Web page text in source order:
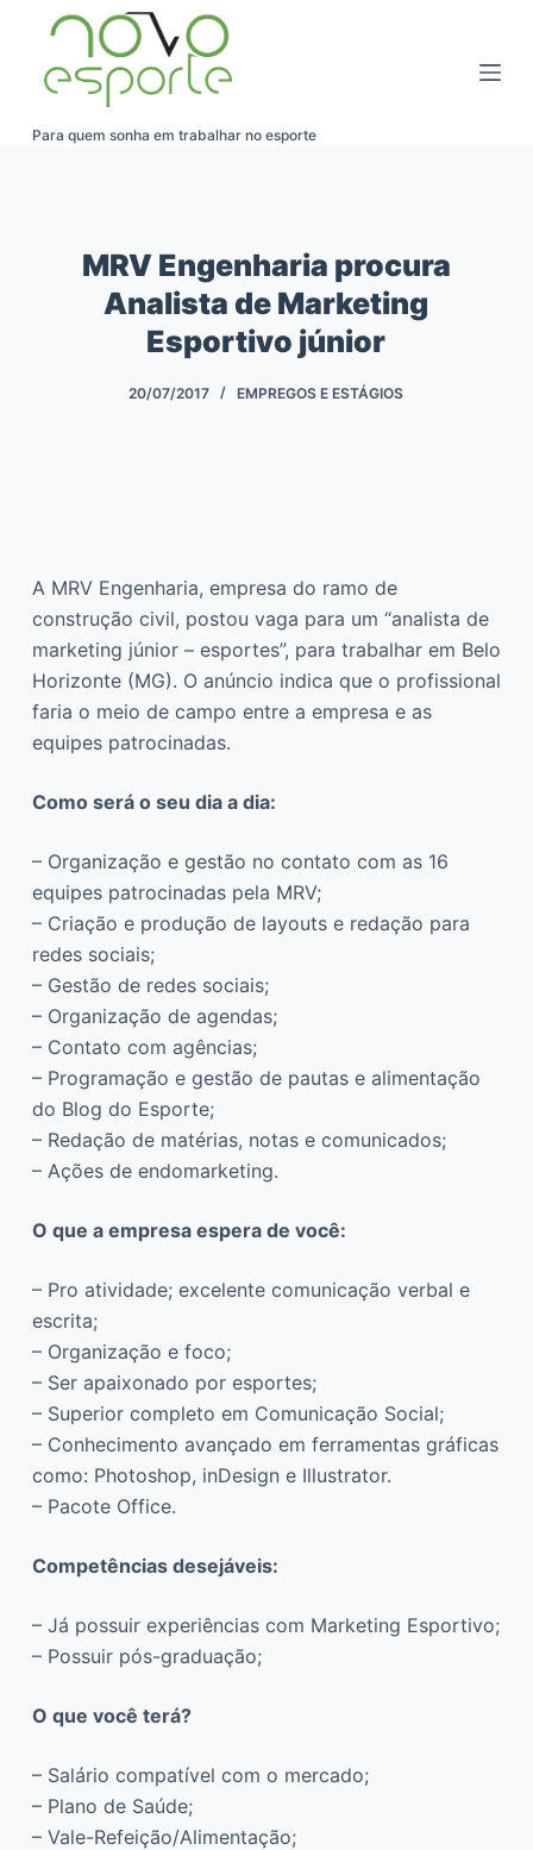
Para quem sonha em trabalhar no esporte
MRV Engenharia procura
Analista de Marketing
Esportivo júnior
20/07/2017 EMPREGOS E ESTÁGIOS
A MRV Engenharia, empresa do ramo de
construção civil, postou vaga para um “analista de
marketing júnior – esportes”, para trabalhar em Belo
Horizonte (MG). O anúncio indica que o profissional
faria o meio de campo entre a empresa e as
equipes patrocinadas.
Como será o seu dia a dia:
– Organização e gestão no contato com as 16
equipes patrocinadas pela MRV;
– Criação e produção de layouts e redação para
redes sociais;
– Gestão de redes sociais;
– Organização de agendas;
– Contato com agências;
– Programação e gestão de pautas e alimentação
do Blog do Esporte;
– Redação de matérias, notas e comunicados;
– Ações de endomarketing.
O que a empresa espera de você:
– Pro atividade; excelente comunicação verbal e
escrita;
– Organização e foco;
– Ser apaixonado por esportes;
– Superior completo em Comunicação Social;
– Conhecimento avançado em ferramentas gráficas
como: Photoshop, inDesign e Illustrator.
– Pacote Office.
Competências desejáveis:
– Já possuir experiências com Marketing Esportivo;
– Possuir pós-graduação;
O que você terá?
– Salário compatível com o mercado;
– Plano de Saúde;
– Vale-Refeição/Alimentação;